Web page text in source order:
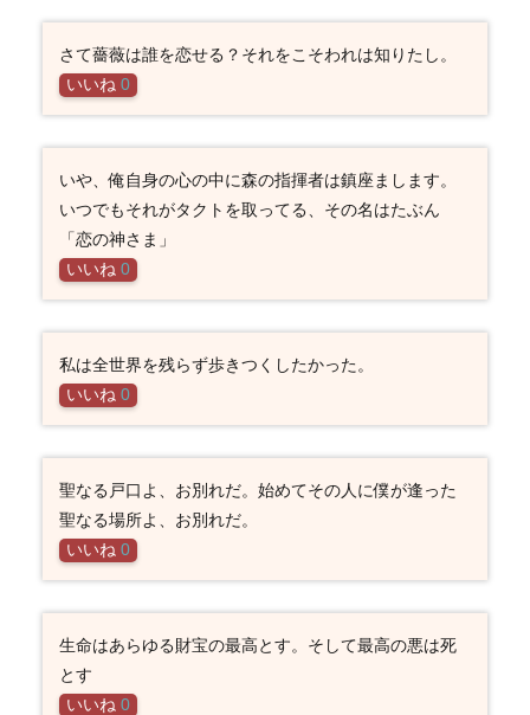
さて薔薇は誰を恋せる？それをこそわれは知りたし。
いいね 0
いや、俺自身の心の中に森の指揮者は鎮座まします。
いつでもそれがタクトを取ってる、その名はたぶん
「恋の神さま」
いいね 0
私は全世界を残らず歩きつくしたかった。
いいね 0
聖なる戸口よ、お別れだ。始めてその人に僕が逢った
聖なる場所よ、お別れだ。
いいね 0
生命はあらゆる財宝の最高とす。そして最高の悪は死
とす
いいね 0